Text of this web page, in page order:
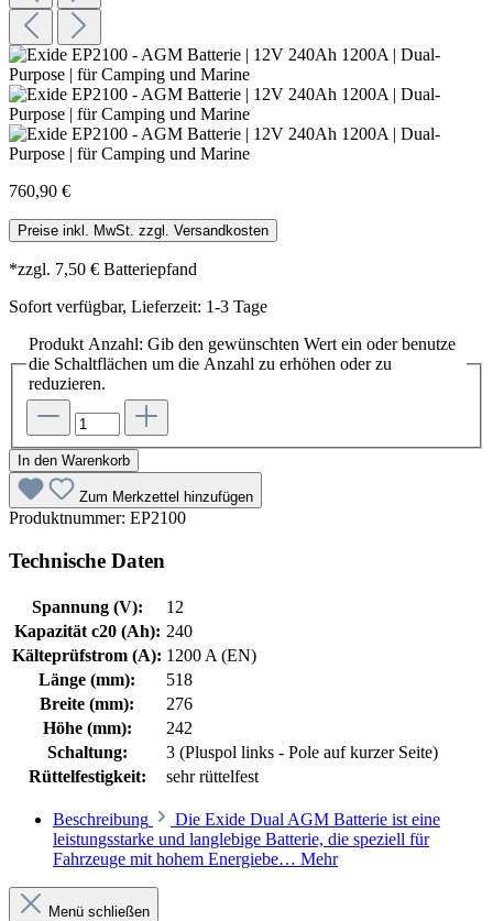
760,90 €
Preise inkl. MwSt. zzgl. Versandkosten
*zzgl. 7,50 € Batteriepfand
Sofort verfügbar, Lieferzeit: 1-3 Tage
Produkt Anzahl: Gib den gewünschten Wert ein oder benutze
die Schaltflächen um die Anzahl zu erhöhen oder zu
reduzieren.
In den Warenkorb
Zum Merkzettel hinzufügen
Produktnummer: EP2100
Technische Daten
Spannung (V):
12
Kapazität c20 (Ah): 240
Kälteprüfstrom (A): 1200 A (EN)
Länge (mm):
518
Breite (mm):
276
Höhe (mm):
242
Schaltung:
3 (Pluspol links - Pole auf kurzer Seite)
Rüttelfestigkeit:
sehr rüttelfest
Beschreibung
Die Exide Dual AGM Batterie ist eine
leistungsstarke und langlebige Batterie, die speziell für
Fahrzeuge mit hohem Energiebe… Mehr
Menü schließen